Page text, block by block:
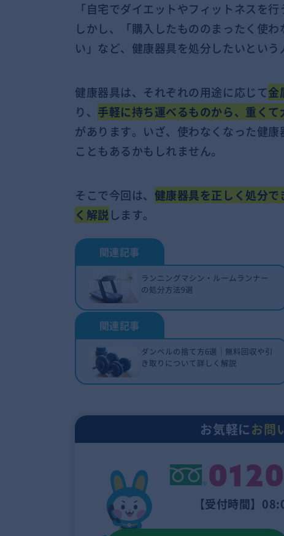
「自宅でダイエットやフィットネスを
しかし、「購入したもののまったく使
い」など、健康器具を処分したいという
健康器具は、それぞれの用途に応じて金
り、 手軽に持ち運べるものから、重くて
があります。いざ、使わなくなった健
こともあるかもしれません。
そこで今回は、 健康器具を正しく処分
く解説します。
ランニングマシン・ルームランナー
の処分方法9選
ダンベルの捨て方6選｜無料回収や引
き取りについて詳しく解説
お気軽にお問
【受付時間】